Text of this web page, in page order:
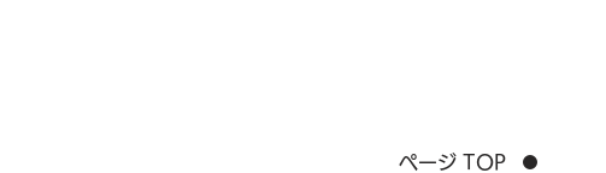
ページ TOP